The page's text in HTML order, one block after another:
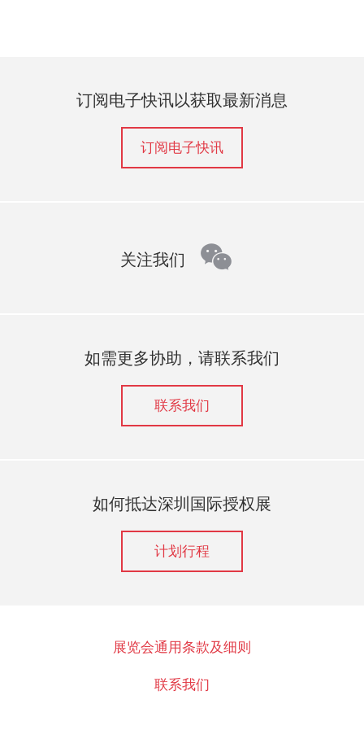
订阅电子快讯以获取最新消息
订阅电子快讯
关注我们 wechat
如需更多协助，请联系我们
联系我们
如何抵达深圳国际授权展
计划行程
展览会通用条款及细则
联系我们